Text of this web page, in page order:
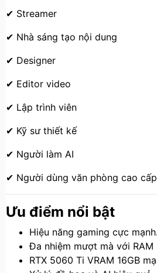
✔ Streamer
✔ Nhà sáng tạo nội dung
✔ Designer
✔ Editor video
✔ Lập trình viên
✔ Kỹ sư thiết kế
✔ Người làm AI
✔ Người dùng văn phòng cao cấp
Ưu điểm nổi bật
Hiệu năng gaming cực mạnh.
Đa nhiệm mượt mà với RAM
RTX 5060 Ti VRAM 16GB